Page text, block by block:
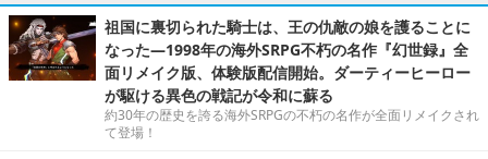
祖国に裏切られた騎士は、王の仇敵の娘を護ることに
なった―1998年の海外SRPG不朽の名作『幻世録』全
面リメイク版、体験版配信開始。ダーティーヒーロー
が駆ける異色の戦記が令和に蘇る
約30年の歴史を誇る海外SRPGの不朽の名作が全面リメイクされ
て登場！